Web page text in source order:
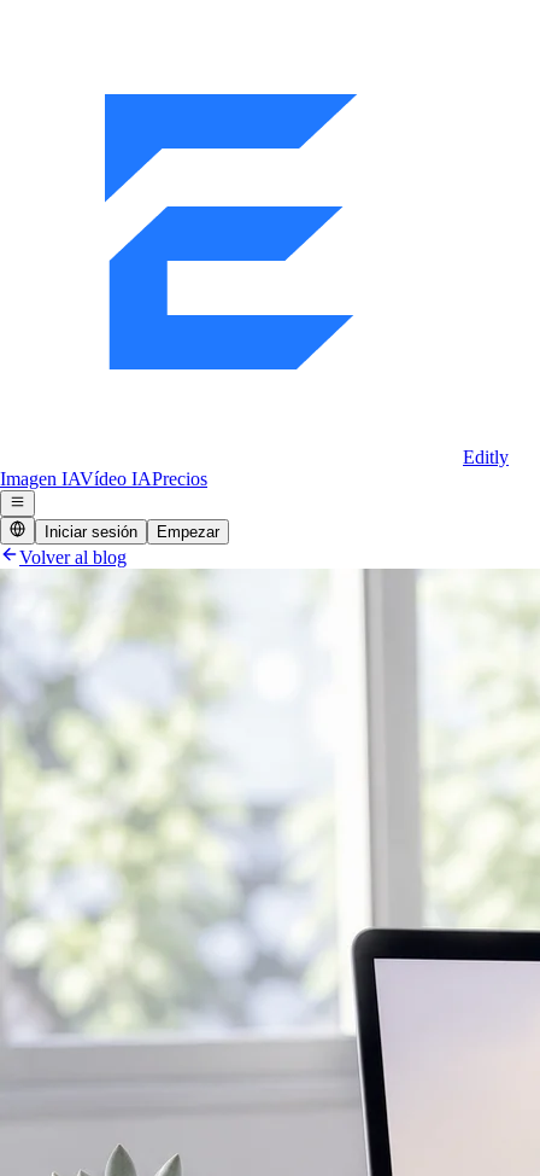
Editly
Imagen IAVídeo IAPrecios
Iniciar sesión Empezar
Volver al blog